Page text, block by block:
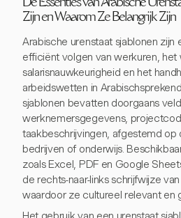
De Essenties van Arabische
Zijn en Waarom Ze Belangrijk Zijn
Arabische urenstaat sjablonen
efficiënt volgen van werkuren, het
salarisnauwkeurigheid en het
arbeidswetten in
sjablonen bevatten doorgaans
werknemersgegevens,
taakbeschrijvingen, afgestemd op
bedrijven of onderwijs.
zoals Excel, PDF en Google
de rechts-naar-links schrijfwijze
waardoor ze cultureel relevant en